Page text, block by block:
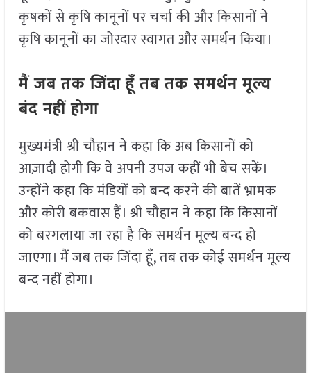
कृषकों से कृषि कानूनों पर चर्चा की और किसानों ने
कृषि कानूनों का जोरदार स्वागत और समर्थन किया।
मैं जब तक जिंदा हूँ तब तक समर्थन मूल्य
बंद नहीं होगा
मुख्यमंत्री श्री चौहान ने कहा कि अब किसानों को
आज़ादी होगी कि वे अपनी उपज कहीं भी बेच सकें।
उन्होंने कहा कि मंडियों को बन्द करने की बातें भ्रामक
और कोरी बकवास हैं। श्री चौहान ने कहा कि किसानों
को बरगलाया जा रहा है कि समर्थन मूल्य बन्द हो
जाएगा। मैं जब तक जिंदा हूँ, तब तक कोई समर्थन मूल्य
बन्द नहीं होगा।